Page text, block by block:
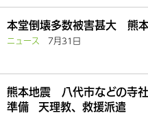
本堂倒壊多数被害甚大 熊
ニュース 7月31日
熊本地震 八代市などの寺
準備 天理教、救援派遣